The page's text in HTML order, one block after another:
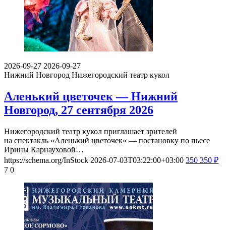
2026-09-27 2026-09-27
Нижний Новгород Нижегородский театр кукол
Аленький цветочек — Нижний
Новгород, 27 сентября 2026
Нижегородский театр кукол приглашает зрителей
на спектакль «Аленький цветочек» — постановку по пьесе
Ирины Карнауховой…
https://schema.org/InStock 2026-07-03T03:22:00+03:00 350 350 ₽
7 0